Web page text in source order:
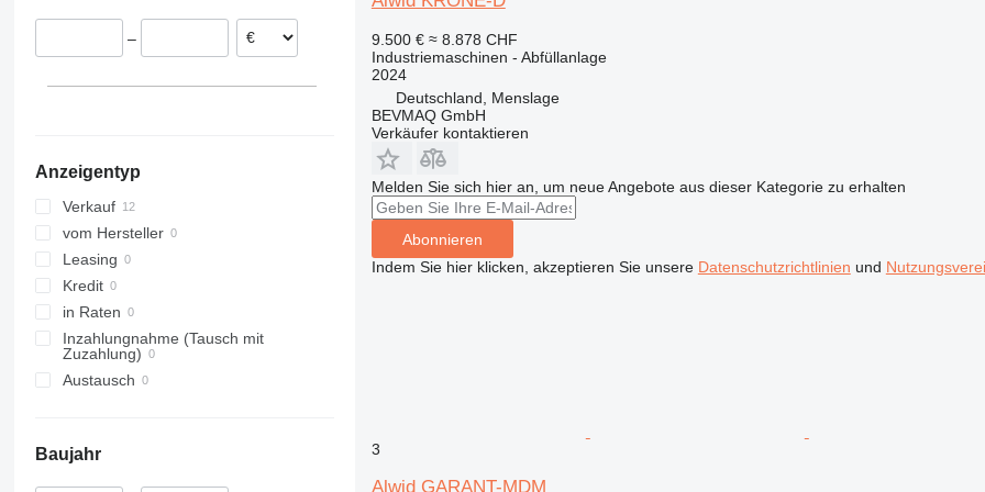
–
Anzeigentyp
Verkauf
vom Hersteller
Leasing
Kredit
in Raten
Inzahlungnahme (Tausch mit
Zuzahlung)
Austausch
Baujahr
9.500 € ≈ 8.878 CHF
Industriemaschinen - Abfüllanlage
2024
Deutschland, Menslage
BEVMAQ GmbH
Verkäufer kontaktieren
Melden Sie sich hier an, um neue Angebote aus dieser Kategorie zu erhalten
Abonnieren
Indem Sie hier klicken, akzeptieren Sie unsere Datenschutzrichtlinien und
3
Alwid GARANT-MDM